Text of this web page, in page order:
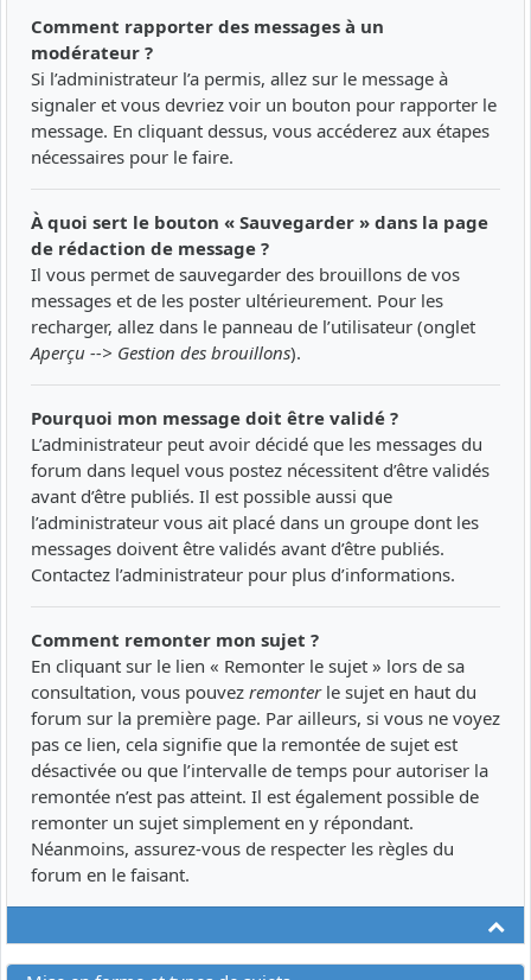
Comment rapporter des messages à un
modérateur ?
Si l’administrateur l’a permis, allez sur le message à
signaler et vous devriez voir un bouton pour rapporter le
message. En cliquant dessus, vous accéderez aux étapes
nécessaires pour le faire.
À quoi sert le bouton « Sauvegarder » dans la page
de rédaction de message ?
Il vous permet de sauvegarder des brouillons de vos
messages et de les poster ultérieurement. Pour les
recharger, allez dans le panneau de l’utilisateur (onglet
Aperçu --> Gestion des brouillons).
Pourquoi mon message doit être validé ?
L’administrateur peut avoir décidé que les messages du
forum dans lequel vous postez nécessitent d’être validés
avant d’être publiés. Il est possible aussi que
l’administrateur vous ait placé dans un groupe dont les
messages doivent être validés avant d’être publiés.
Contactez l’administrateur pour plus d’informations.
Comment remonter mon sujet ?
En cliquant sur le lien « Remonter le sujet » lors de sa
consultation, vous pouvez remonterle sujet en haut du
forum sur la première page. Par ailleurs, si vous ne voyez
pas ce lien, cela signifie que la remontée de sujet est
désactivée ou que l’intervalle de temps pour autoriser la
remontée n’est pas atteint. Il est également possible de
remonter un sujet simplement en y répondant.
Néanmoins, assurez-vous de respecter les règles du
forum en le faisant.